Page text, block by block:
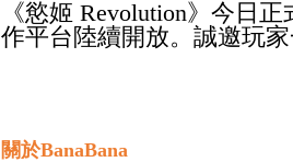
《慾姬 Revolution》今日正
作平台陸續開放。誠邀玩
關於BanaBana